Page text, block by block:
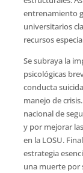
entrenamiento
universitarios
recursos
Se subraya la
psicológicas
conducta
manejo de
nacional de
y por mejorar
en la LOSU.
estrategia
una muerte por